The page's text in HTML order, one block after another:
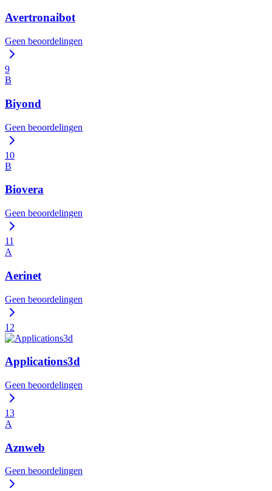
Avertronaibot
Geen beoordelingen
9
B
Biyond
Geen beoordelingen
10
B
Biovera
Geen beoordelingen
11
A
Aerinet
Geen beoordelingen
12
Applications3d
Geen beoordelingen
13
A
Aznweb
Geen beoordelingen